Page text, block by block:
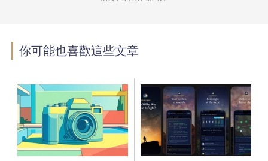
你可能也喜歡這些文章